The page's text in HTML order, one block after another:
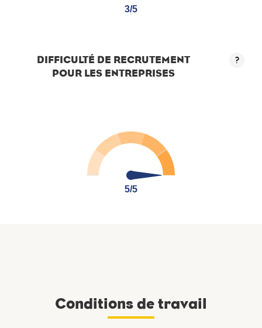
3/5
3/5
DIFFICULTÉ DE RECRUTEMENT
POUR LES ENTREPRISES
?
5/5
5/5
Conditions de travail